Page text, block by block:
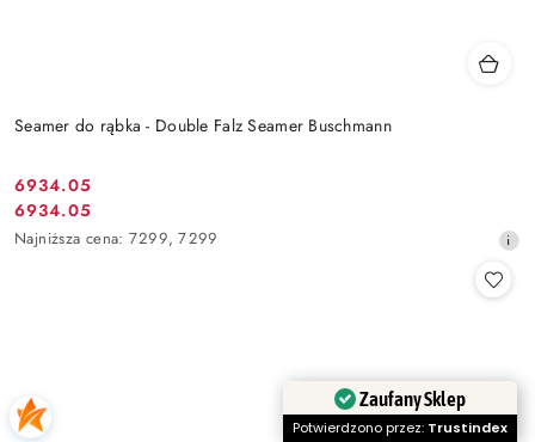
Seamer do rąbka - Double Falz Seamer Buschmann
Cena
promocyjna:
6934.05
Cena
promocyjna:
6934.05
Najniższa
Najniższa cena: 7299, 7299
Zaufany Sklep
Potwierdzono przez: Trustindex